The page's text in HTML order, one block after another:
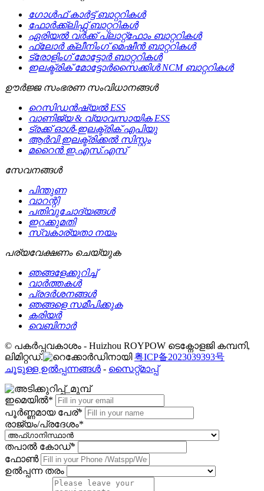
ഗോൾഫ് കാർട്ട് ബാറ്ററികൾ
ഫോർക്ക്ലിഫ്റ്റ് ബാറ്ററികൾ
ഏരിയൽ വർക്ക് പ്ലാറ്റ്‌ഫോം ബാറ്ററികൾ
ഫ്ലോർ ക്ലീനിംഗ് മെഷീൻ ബാറ്ററികൾ
ട്രോളിംഗ് മോട്ടോർ ബാറ്ററികൾ
ഇലക്ട്രിക് മോട്ടോർസൈക്കിൾ NCM ബാറ്ററികൾ
ഊർജ്ജ സംഭരണ ​​സംവിധാനങ്ങൾ
റെസിഡൻഷ്യൽ ESS
വാണിജ്യ & വ്യാവസായിക ESS
ട്രക്ക് ഓൾ-ഇലക്ട്രിക് എപിയു
ആർവി ഇലക്ട്രിക്കൽ സിസ്റ്റം
മറൈൻ ഇ.എസ്.എസ്
സേവനങ്ങള്‍
പിന്തുണ
വാറന്റി
പതിവുചോദ്യങ്ങൾ
ഇറക്കുമതി
സ്വകാര്യതാ നയം
പര്യവേക്ഷണം ചെയ്യുക
ഞങ്ങളേക്കുറിച്ച്
വാർത്തകൾ
പ്രദർശനങ്ങൾ
ഞങ്ങളെ സമീപിക്കുക
കരിയർ
വെബിനാർ
© പകർപ്പവകാശം - Huizhou ROYPOW ടെക്നോളജി കമ്പനി,
ലിമിറ്റഡ്.
粤ICP备2023039393号
ചൂടുള്ള ഉൽപ്പന്നങ്ങൾ - സൈറ്റ്മാപ്പ്
ഇമെയിൽ*
പൂർണ്ണമായ പേര്*
രാജ്യം/പ്രദേശം*
തപാൽ കോഡ്*
ഫോൺ
ഉൽപ്പന്ന തരം